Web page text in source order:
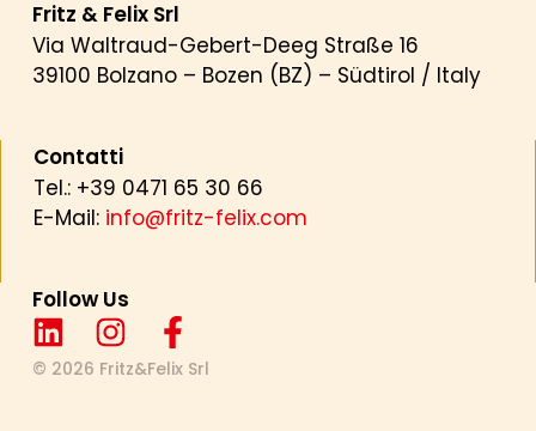
Fritz & Felix Srl
Via Waltraud-Gebert-Deeg Straße 16
39100 Bolzano – Bozen (BZ) – Südtirol / Italy
Contatti
Tel.: +39 0471 65 30 66
E-Mail: info@fritz-felix.com
Follow Us
© 2026 Fritz&Felix Srl